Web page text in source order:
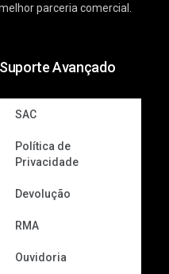
parceria comercial.
Suporte Avançado
SAC
Política de
Privacidade
Devolução
RMA
Ouvidoria